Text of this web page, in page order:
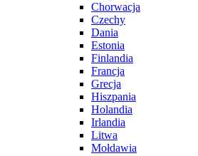
Chorwacja
Czechy
Dania
Estonia
Finlandia
Francja
Grecja
Hiszpania
Holandia
Irlandia
Litwa
Mołdawia